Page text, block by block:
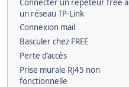
Connecter un répéteur free à
un réseau TP-Link
Connexion mail
Basculer chez FREE
Perte d’accès
Prise murale RJ45 non
fonctionnelle